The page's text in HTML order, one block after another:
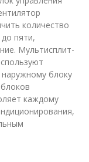
количество
пяти,
Мультисплит-
блоку
каждому